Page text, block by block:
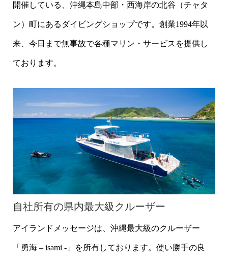
開催している、沖縄本島中部・西海岸の北谷（チャタ
ン）町にあるダイビングショップです。創業1994年以
来、今日まで無事故で各種マリン・サービスを提供し
ております。
自社所有の県内最大級クルーザー
アイランドメッセージは、沖縄最大級のクルーザー
「勇海 – isami -」を所有しております。使い勝手の良